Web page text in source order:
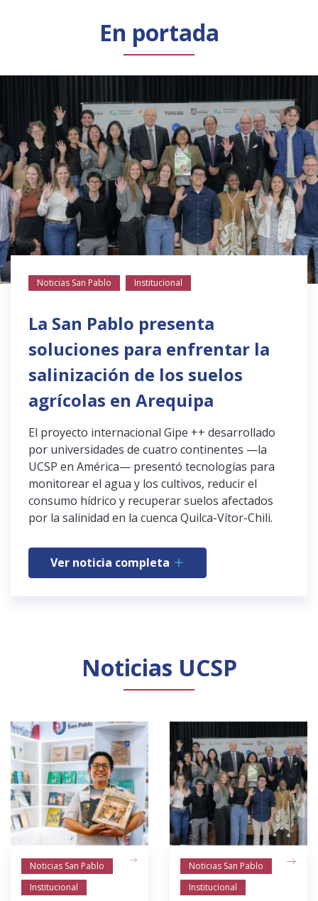
En portada
Noticias San Pablo Institucional
La San Pablo presenta
soluciones para enfrentar la
salinización de los suelos
agrícolas en Arequipa
El proyecto internacional Gipe ++ desarrollado
por universidades de cuatro continentes —la
UCSP en América— presentó tecnologías para
monitorear el agua y los cultivos, reducir el
consumo hídrico y recuperar suelos afectados
por la salinidad en la cuenca Quilca-Vítor-Chili.
Ver noticia completa
Noticias UCSP
Noticias San Pablo
Institucional
Noticias San Pablo
Institucional